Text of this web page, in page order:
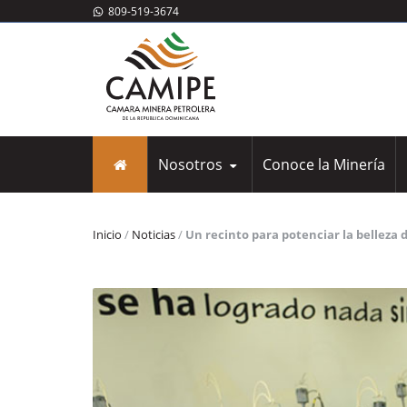
809-519-3674
Nosotros Conoce la Minería
Inicio / Noticias/ Un recinto para potenciar la belleza